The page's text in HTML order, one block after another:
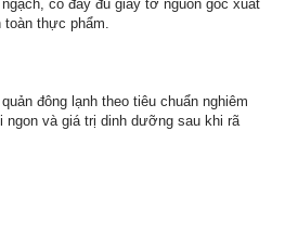
có đầy đủ giấy tờ nguồn gốc xuất
thực phẩm.
đông lạnh theo tiêu chuẩn nghiêm
và giá trị dinh dưỡng sau khi rã